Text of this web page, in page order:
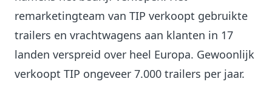
remarketingteam van TIP verkoopt gebruikte
trailers en vrachtwagens aan klanten in 17
landen verspreid over heel Europa. Gewoonlijk
verkoopt TIP ongeveer 7.000 trailers per jaar.